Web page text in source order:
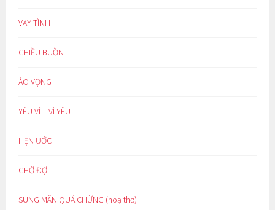
VAY TÌNH
CHIỀU BUỒN
ẢO VỌNG
YÊU VÌ – VÌ YÊU
HẸN ƯỚC
CHỜ ĐỢI
SUNG MÃN QUÁ CHỪNG (hoạ thơ)